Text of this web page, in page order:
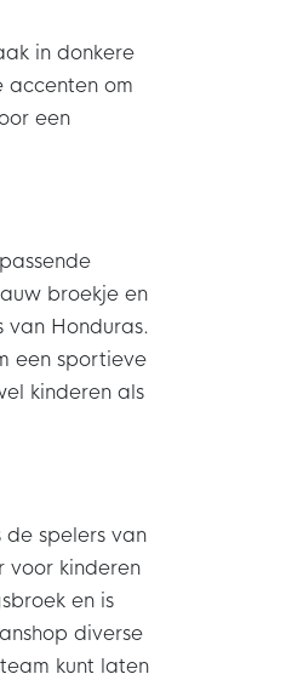
in donkere
accenten om
een
broekje en
Honduras.
een sportieve
kinderen als
spelers van
voor kinderen
en is
diverse
kunt laten